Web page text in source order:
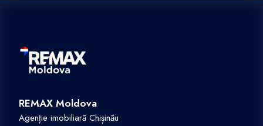
REMAX Moldova
Agenție imobiliară Chișinău